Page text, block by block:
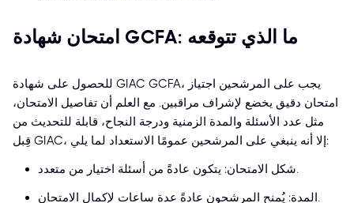
امتحان شهادة GCFA: ما الذي تتوقعه
للحصول على شهادة GIAC GCFA، يجب على المرشحين اجتياز
امتحان دقيق يخضع لإشراف مراقبين. مع العلم أن تفاصيل الامتحان،
مثل عدد الأسئلة والمدة الزمنية ودرجة النجاح، قابلة للتحديث من
قِبل GIAC، إلا أنه ينبغي على المرشحين عمومًا الاستعداد لما يلي:
شكل الامتحان: يتكون عادةً من أسئلة اختيار من متعدد.
المدة: يُمنح المرشحون عادةً عدة ساعات لإكمال الامتحان.